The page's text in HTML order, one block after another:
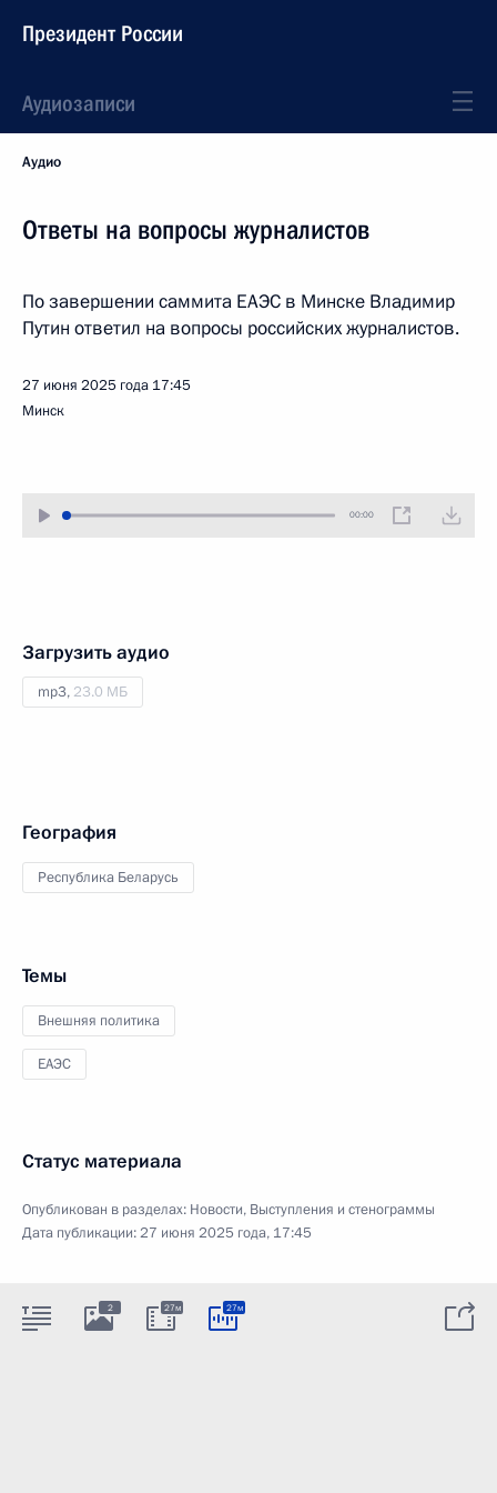
Президент России
Аудиозаписи
Аудио
Ответы на вопросы журналистов
По завершении саммита ЕАЭС в Минске Владимир
Путин ответил на вопросы российских журналистов.
27 июня 2025 года 17:45
Минск
00:00
Загрузить аудио
mp3, 23.0 МБ
География
Республика Беларусь
Темы
Внешняя политика
ЕАЭС
Статус материала
Опубликован в разделах: Новости, Выступления и стенограммы
Дата публикации:27 июня 2025 года, 17:45
2 27м 27м